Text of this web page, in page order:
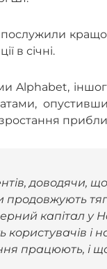
послужили
в січні.
Alphabet,
доводячи,
капітал
і
працюють, і